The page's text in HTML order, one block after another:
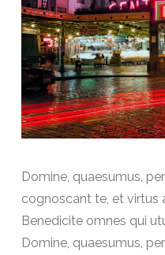
Domine, quaesumus,
cognoscant te, et virtus
Benedicite omnes qui
Domine, quaesumus,